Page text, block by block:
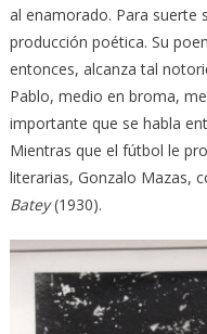
al enamorado. Para suerte
producción poética. Su
entonces, alcanza tal
Pablo, medio en broma,
importante que se habla
Mientras que el fútbol le
literarias, Gonzalo Mazas,
Batey(1930).